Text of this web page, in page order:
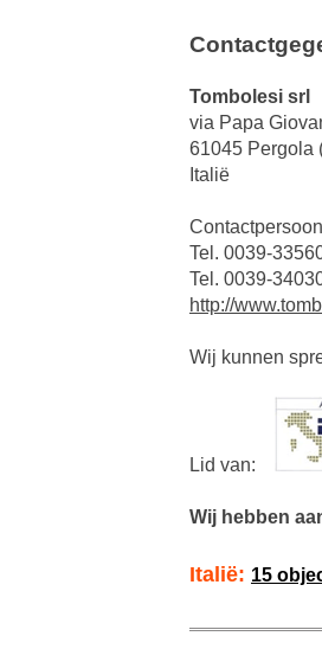
Tombolesi srl
via Papa
61045 Pergola
Italië
Tel. 0039-
Tel. 0039-
http://
Wij kunnen
Lid van:
Wij hebben
Italië: 15